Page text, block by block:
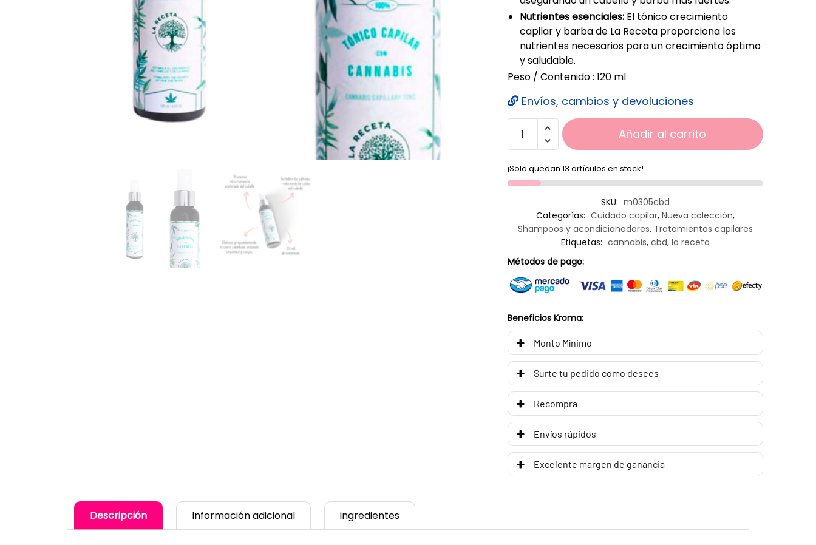
Nutrientes esenciales:El tónico crecimiento
capilar y barba de La Receta proporciona los
nutrientes necesarios para un crecimiento óptimo
y saludable.
Peso / Contenido : 120 ml
Envíos, cambios y devoluciones
Añadir al carrito
¡Solo quedan 13 artículos en stock!
SKU: m0305cbd
Categorías: Cuidado capilar, Nueva colección,
Shampoos y acondicionadores, Tratamientos capilares
Etiquetas: cannabis, cbd, la receta
Métodos de pago:
Beneficios Kroma:
Monto Mínimo
Surte tu pedido como desees
Recompra
Envíos rápidos
Excelente margen de ganancia
Descripción Información adicional ingredientes